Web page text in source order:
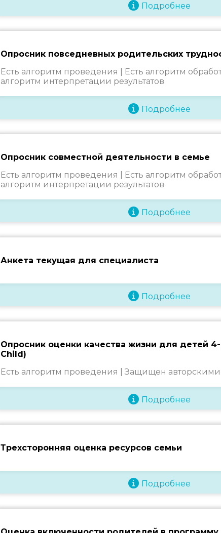
Подробнее
Опросник повседневных родительских
Есть алгоритм проведения | Есть алгоритм
алгоритм интерпретации результатов
Подробнее
Опросник совместной деятельности в семье
Есть алгоритм проведения | Есть алгоритм
алгоритм интерпретации результатов
Подробнее
Анкета текущая для специалиста
Подробнее
Опросник оценки качества жизни для детей 4-
Child)
Есть алгоритм проведения |Защищен
Подробнее
Трехсторонняя оценка ресурсов семьи
Подробнее